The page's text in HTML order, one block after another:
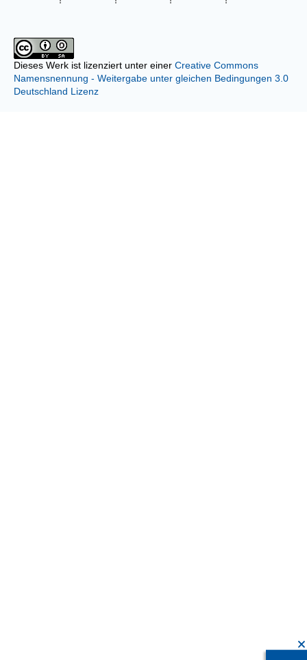
Dieses Werk ist lizenziert unter einer Creative Commons
Namensnennung - Weitergabe unter gleichen Bedingungen 3.0
Deutschland Lizenz